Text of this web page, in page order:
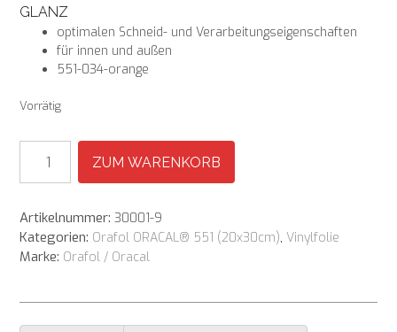
GLANZ
optimalen Schneid- und Verarbeitungseigenschaften
für innen und außen
551-034-orange
Vorrätig
ORACAL®
551
Performance
Cal
glanz
Menge
ZUM WARENKORB
Artikelnummer: 30001-9
Kategorien: Orafol ORACAL® 551 (20x30cm), Vinylfolie
Marke: Orafol / Oracal